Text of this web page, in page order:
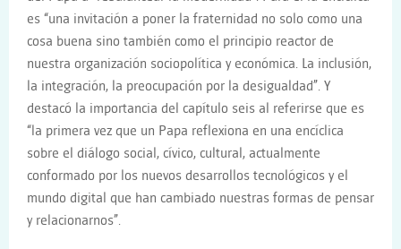
es “una invitación a poner la fraternidad no solo como una
cosa buena sino también como el principio reactor de
nuestra organización sociopolítica y económica. La inclusión,
la integración, la preocupación por la desigualdad”. Y
destacó la importancia del capítulo seis al referirse que es
“la primera vez que un Papa reflexiona en una encíclica
sobre el diálogo social, cívico, cultural, actualmente
conformado por los nuevos desarrollos tecnológicos y el
mundo digital que han cambiado nuestras formas de pensar
y relacionarnos”.